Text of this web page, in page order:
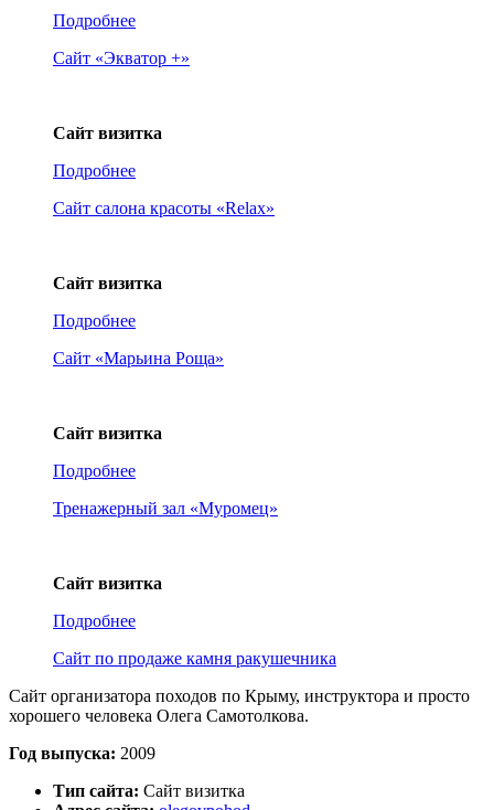
Подробнее
Сайт «Экватор +»
Сайт визитка
Подробнее
Сайт салона красоты «Relax»
Сайт визитка
Подробнее
Сайт «Марьина Роща»
Сайт визитка
Подробнее
Тренажерный зал «Муромец»
Сайт визитка
Подробнее
Сайт по продаже камня ракушечника
Сайт организатора походов по Крыму, инструктора и просто
хорошего человека Олега Самотолкова.
Год выпуска: 2009
Тип сайта: Сайт визитка